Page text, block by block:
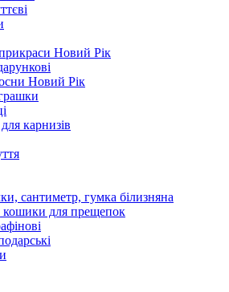
Новий Рік
Новий Рік
карнизів
сантиметр, гумка білизняна
для прещепок